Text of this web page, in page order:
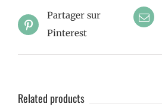
Partager sur
Pinterest
Related products